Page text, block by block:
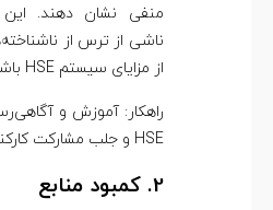
منفی نشان دهند.
ناشی از ترس از
از مزایای سیستم HSE باشد.
راهکار: آموزش و
HSE و جلب مشارکت کارکنان در فرآیند تغییر.
2. کمبود منابع